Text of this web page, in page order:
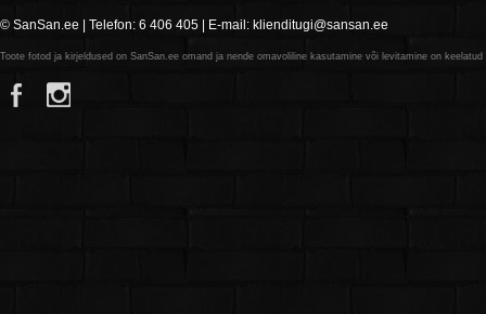
© SanSan.ee | Telefon: 6 406 405 | E-mail: klienditugi@sansan.ee
Toote fotod ja kirjeldused on SanSan.ee omand ja nende omavoliline kasutamine või levitamine on